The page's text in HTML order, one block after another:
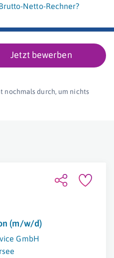
Netto-Rechner?
Jetzt bewerben
nochmals durch, um nichts
(m/w/d)
GmbH